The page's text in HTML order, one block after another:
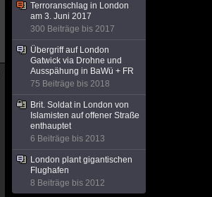
Terroranschlag in London
am 3. Juni 2017
300 Beiträge bis 2017
Übergriff auf London
Gatwick via Drohne und
Ausspähung in BaWü + FR
75 Beiträge bis 2018
Brit. Soldat in London von
Islamisten auf offener Straße
enthauptet
6 Beiträge bis 2013
London plant gigantischen
Flughafen
8 Beiträge bis 2012